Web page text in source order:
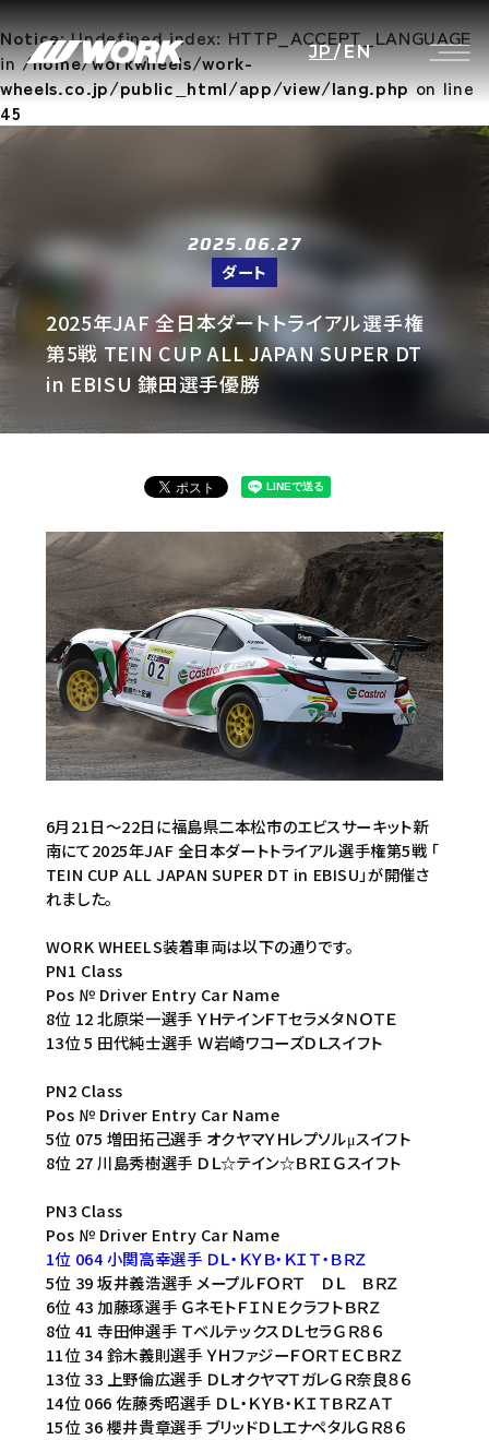
Notice: Undefined index: HTTP_ACCEPT_LANGUAGE
in/home/workwheels/work-
wheels.co.jp/public_html/app/view/lang.phpon line
45
JP/EN
2025.06.27
ダート
2025年JAF 全日本ダートトライアル選手権
第5戦 TEIN CUP ALL JAPAN SUPER DT
in EBISU 鎌田選手優勝
6月21日〜22日に福島県二本松市のエビスサーキット新
南にて2025年JAF 全日本ダートトライアル選手権第5戦 「
TEIN CUP ALL JAPAN SUPER DT in EBISU」が開催さ
れました。
WORK WHEELS装着車両は以下の通りです。
PN1 Class
Pos № Driver Entry Car Name
8位 12 北原栄一選手 ＹＨテインＦＴセラメタＮＯＴＥ
13位 5 田代純士選手 Ｗ岩崎ワコーズＤＬスイフト
PN2 Class
Pos № Driver Entry Car Name
5位 075 増田拓己選手 オクヤマＹＨレプソルμスイフト
8位 27 川島秀樹選手 ＤＬ☆テイン☆ＢＲＩＧスイフト
PN3 Class
Pos № Driver Entry Car Name
1位 064 小関高幸選手 ＤＬ・ＫＹＢ・ＫＩＴ・ＢＲＺ
5位 39 坂井義浩選手 メープルＦＯＲＴ ＤＬ ＢＲＺ
6位 43 加藤琢選手 ＧネモトＦＩＮＥクラフトＢＲＺ
8位 41 寺田伸選手 ＴベルテックスＤＬセラＧＲ８６
11位 34 鈴木義則選手 ＹＨファジーＦＯＲＴＥＣＢＲＺ
13位 33 上野倫広選手 ＤＬオクヤマＴガレＧＲ奈良８６
14位 066 佐藤秀昭選手 ＤＬ・ＫＹＢ・ＫＩＴＢＲＺＡＴ
15位 36 櫻井貴章選手 ブリッドＤＬエナペタルＧＲ８６